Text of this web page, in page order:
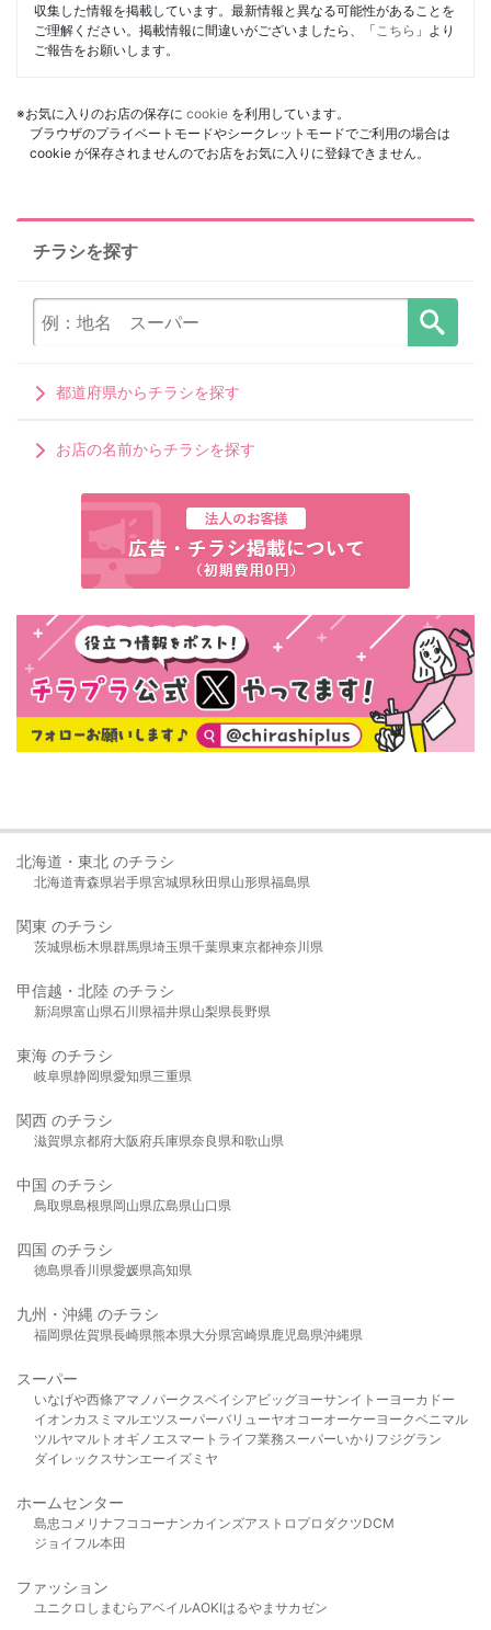
収集した情報を掲載しています。最新情報と異なる可能性があることを
ご理解ください。掲載情報に間違いがございましたら、「 こちら 」より
ご報告をお願いします。
※お気に入りのお店の保存に cookie を利用しています。
ブラウザのプライベートモードやシークレットモードでご利用の場合は
cookie が保存されませんのでお店をお気に入りに登録できません。
チラシを探す
都道府県からチラシを探す
お店の名前からチラシを探す
北海道・東北 のチラシ
北海道青森県岩手県宮城県秋田県山形県福島県
関東 のチラシ
茨城県栃木県群馬県埼玉県千葉県東京都神奈川県
甲信越・北陸 のチラシ
新潟県富山県石川県福井県山梨県長野県
東海 のチラシ
岐阜県静岡県愛知県三重県
関西 のチラシ
滋賀県京都府大阪府兵庫県奈良県和歌山県
中国 のチラシ
鳥取県島根県岡山県広島県山口県
四国 のチラシ
徳島県香川県愛媛県高知県
九州・沖縄 のチラシ
福岡県佐賀県長崎県熊本県大分県宮崎県鹿児島県沖縄県
スーパー
いなげや西條アマノパークスベイシア ビッグヨーサンイトーヨーカドー
イオンカスミ マルエツスーパーバリューヤオコーオーケー ヨークベニマル
ツルヤマルト オギノ エスマート ライフ業務スーパーいかり フジグラン
ダイレックスサンエーイズミヤ
ホームセンター
島忠 コメリ ナフコ コーナンカインズアストロプロダクツDCM
ジョイフル本田
ファッション
ユニクロ しまむら アベイルAOKIはるやま サカゼン